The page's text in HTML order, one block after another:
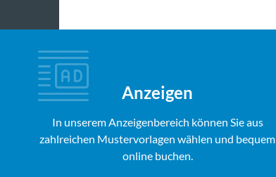
Anzeigen
In unserem Anzeigenbereich können Sie aus
zahlreichen Mustervorlagen wählen und bequem
online buchen.